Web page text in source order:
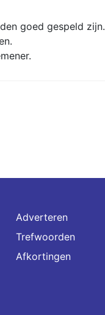
goed gespeld zijn.
Adverteren
Trefwoorden
Afkortingen